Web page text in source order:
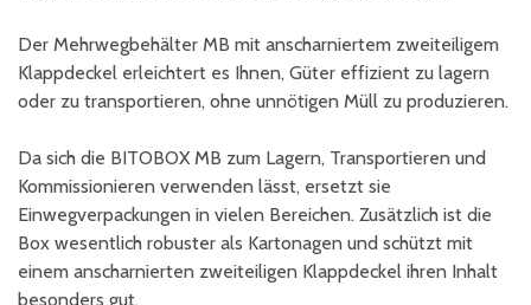
Der Mehrwegbehälter MB mit anscharniertem zweiteiligem
Klappdeckel erleichtert es Ihnen, Güter effizient zu lagern
oder zu transportieren, ohne unnötigen Müll zu produzieren.
Da sich die BITOBOX MB zum Lagern, Transportieren und
Kommissionieren verwenden lässt, ersetzt sie
Einwegverpackungen in vielen Bereichen. Zusätzlich ist die
Box wesentlich robuster als Kartonagen und schützt mit
einem anscharnierten zweiteiligen Klappdeckel ihren Inhalt
besonders gut.